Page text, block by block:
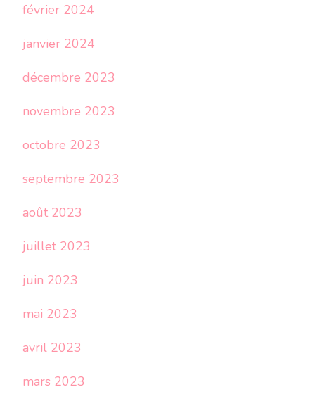
février 2024
janvier 2024
décembre 2023
novembre 2023
octobre 2023
septembre 2023
août 2023
juillet 2023
juin 2023
mai 2023
avril 2023
mars 2023